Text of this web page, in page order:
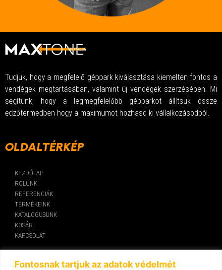
Fontosnak tartjuk az adatok védelmét
Tudjuk, hogy a megfelelő géppark kiválasztása kiemelten fontos a
vendégek megtartásában, valamint új vendégek szerzésében. Mi
segítünk, hogy a legmegfelelőbb gépparkot állítsuk össze
edzőtermedben hogy a maximumot hozhasd ki vállalkozásodból.
OLDALTÉRKÉP
KEZDŐLAP
RÓLUNK
REFERENCIÁK
TERMÉKEINK
KATALÓGUSUNK
KOSÁR
KAPCSOLAT
KAPCSOLAT